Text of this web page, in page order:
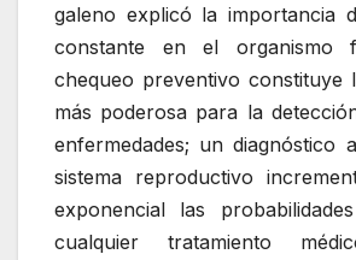
galeno explicó la importancia
constante en el organismo
chequeo preventivo constituye
más poderosa para la
enfermedades; un diagnóstico
sistema reproductivo
exponencial las
cualquier tratamiento